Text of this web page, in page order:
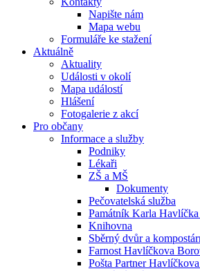
Napište nám
Mapa webu
Formuláře ke stažení
Aktuálně
Aktuality
Události v okolí
Mapa událostí
Hlášení
Fotogalerie z akcí
Pro občany
Informace a služby
Podniky
Lékaři
ZŠ a MŠ
Dokumenty
Pečovatelská služba
Památník Karla
Knihovna
Sběrný dvůr a
Farnost Havlíčkova
Pošta Partner